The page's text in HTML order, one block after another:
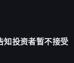
投资者暂不接受